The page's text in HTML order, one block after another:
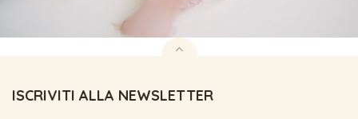
ISCRIVITI ALLA NEWSLETTER